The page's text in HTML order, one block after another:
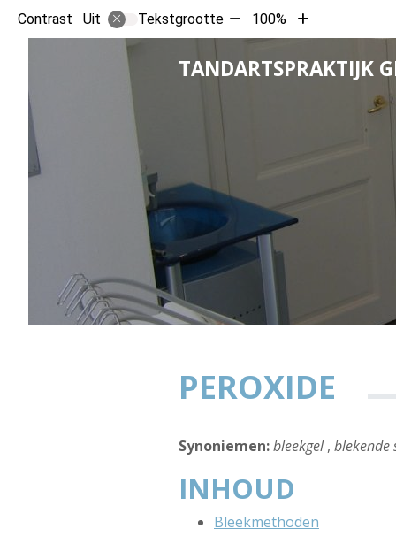
Contrast Uit Tekstgrootte Tekst
verkleinen
10%
100%
Tekst
vergroten
10%
TANDARTSPRAKTIJK
PEROXIDE
Synoniemen:bleekgel, blekende
INHOUD
Bleekmethoden